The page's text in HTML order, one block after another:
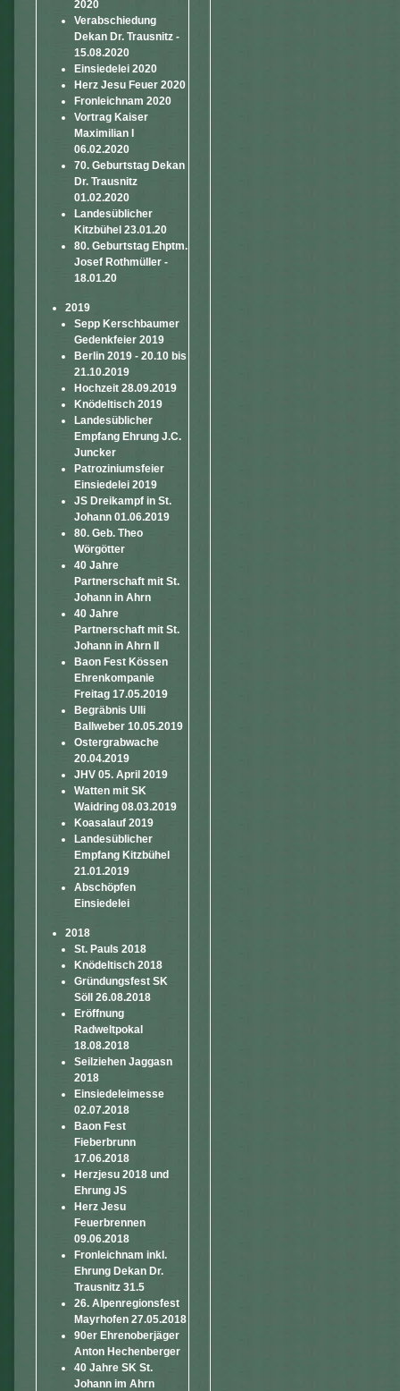
2020
Verabschiedung
Dekan Dr. Trausnitz -
15.08.2020
Einsiedelei 2020
Herz Jesu Feuer 2020
Fronleichnam 2020
Vortrag Kaiser
Maximilian I
06.02.2020
70. Geburtstag Dekan
Dr. Trausnitz
01.02.2020
Landesüblicher
Kitzbühel 23.01.20
80. Geburtstag Ehptm.
Josef Rothmüller -
18.01.20
2019
Sepp Kerschbaumer
Gedenkfeier 2019
Berlin 2019 - 20.10 bis
21.10.2019
Hochzeit 28.09.2019
Knödeltisch 2019
Landesüblicher
Empfang Ehrung J.C.
Juncker
Patroziniumsfeier
Einsiedelei 2019
JS Dreikampf in St.
Johann 01.06.2019
80. Geb. Theo
Wörgötter
40 Jahre
Partnerschaft mit St.
Johann in Ahrn
40 Jahre
Partnerschaft mit St.
Johann in Ahrn II
Baon Fest Kössen
Ehrenkompanie
Freitag 17.05.2019
Begräbnis Ulli
Ballweber 10.05.2019
Ostergrabwache
20.04.2019
JHV 05. April 2019
Watten mit SK
Waidring 08.03.2019
Koasalauf 2019
Landesüblicher
Empfang Kitzbühel
21.01.2019
Abschöpfen
Einsiedelei
2018
St. Pauls 2018
Knödeltisch 2018
Gründungsfest SK
Söll 26.08.2018
Eröffnung
Radweltpokal
18.08.2018
Seilziehen Jaggasn
2018
Einsiedeleimesse
02.07.2018
Baon Fest
Fieberbrunn
17.06.2018
Herzjesu 2018 und
Ehrung JS
Herz Jesu
Feuerbrennen
09.06.2018
Fronleichnam inkl.
Ehrung Dekan Dr.
Trausnitz 31.5
26. Alpenregionsfest
Mayrhofen 27.05.2018
90er Ehrenoberjäger
Anton Hechenberger
40 Jahre SK St.
Johann im Ahrn